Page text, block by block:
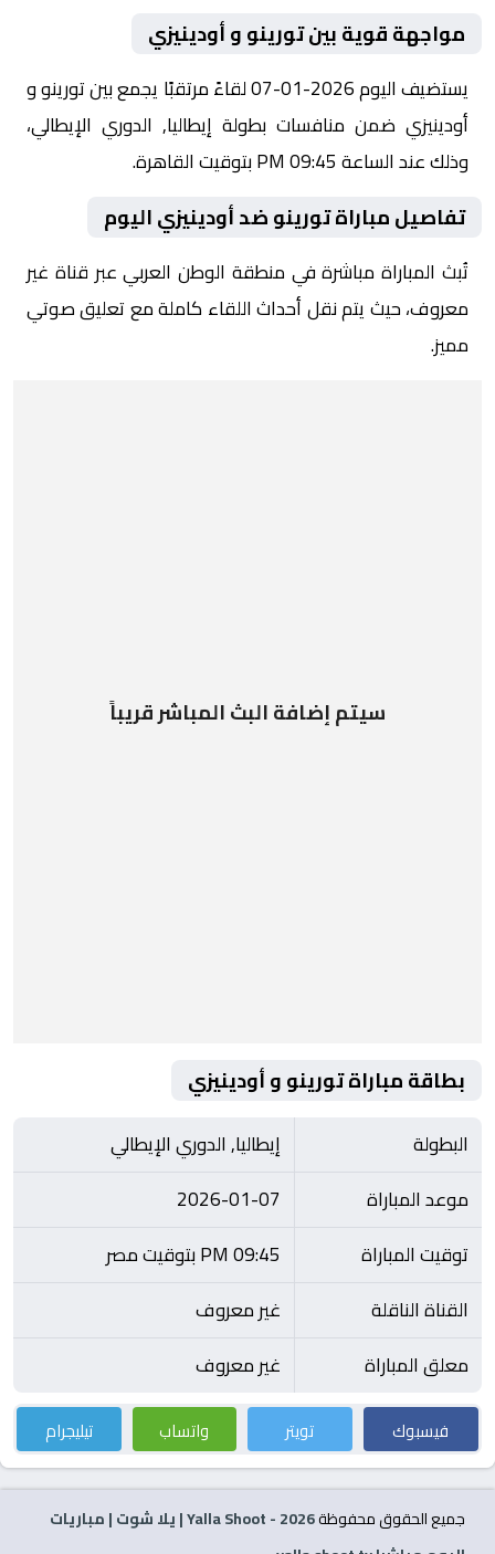
مواجهة قوية بين تورينو و أودينيزي
يستضيف اليوم 2026-01-07 لقاءً مرتقبًا يجمع بين تورينو و
أودينيزي ضمن منافسات بطولة إيطاليا, الدوري الإيطالي،
وذلك عند الساعة 09:45 PM بتوقيت القاهرة.
تفاصيل مباراة تورينو ضد أودينيزي اليوم
تُبث المباراة مباشرة في منطقة الوطن العربي عبر قناة غير
معروف، حيث يتم نقل أحداث اللقاء كاملة مع تعليق صوتي
مميز.
سيتم إضافة البث المباشر قريباً
بطاقة مباراة تورينو و أودينيزي
البطولة
إيطاليا, الدوري الإيطالي
موعد المباراة
2026-01-07
توقيت المباراة
09:45 PM بتوقيت مصر
القناة الناقلة
غير معروف
معلق المباراة
غير معروف
فيسبوك تويتر واتساب تيليجرام
جميع الحقوق محفوظة2026
- Yalla Shoot | يلا شوت | مباريات